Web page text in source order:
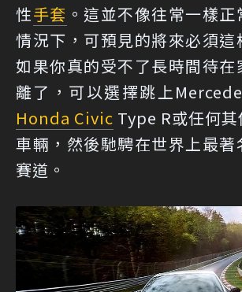
性手套 。這並不像往常一樣
情況下，可預見的將來必須這
如果你真的受不了長時間待在
離了，可以選擇跳上
Honda Civic Type R或任何
車輛，然後馳騁在世界上最著
賽道。